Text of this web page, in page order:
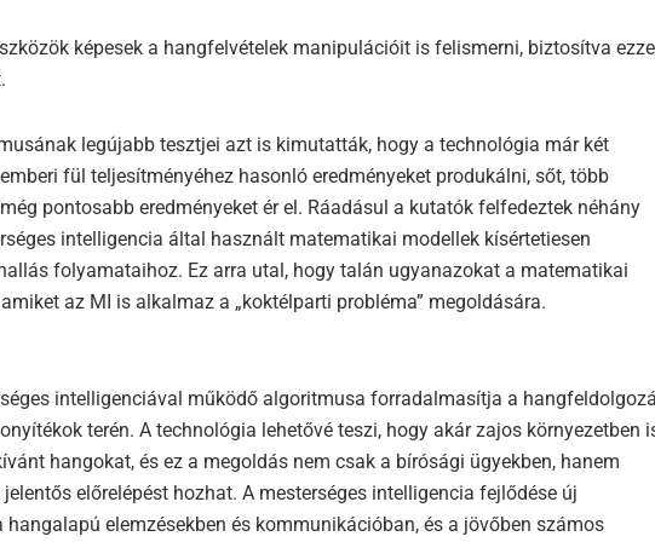
képesek a hangfelvételek manipulációit is felismerni, biztosítva
legújabb tesztjei azt is kimutatták, hogy a technológia már két
fül teljesítményéhez hasonló eredményeket produkálni, sőt, több
pontosabb eredményeket ér el. Ráadásul a kutatók felfedeztek néhány
intelligencia által használt matematikai modellek kísértetiesen
folyamataihoz. Ez arra utal, hogy talán ugyanazokat a matematikai
az MI is alkalmaz a „koktélparti probléma” megoldására.
intelligenciával működő algoritmusa forradalmasítja a
terén. A technológia lehetővé teszi, hogy akár zajos környezetben
hangokat, és ez a megoldás nem csak a bírósági ügyekben, hanem
előrelépést hozhat. A mesterséges intelligencia fejlődése új
hangalapú elemzésekben és kommunikációban, és a jövőben számos